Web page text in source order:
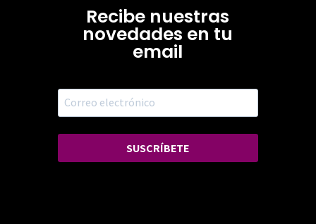
Recibe nuestras
novedades en tu
email
SUSCRÍBETE